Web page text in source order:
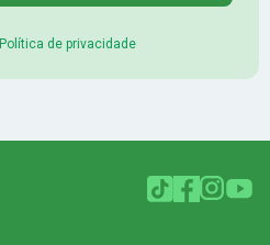
Política de privacidade